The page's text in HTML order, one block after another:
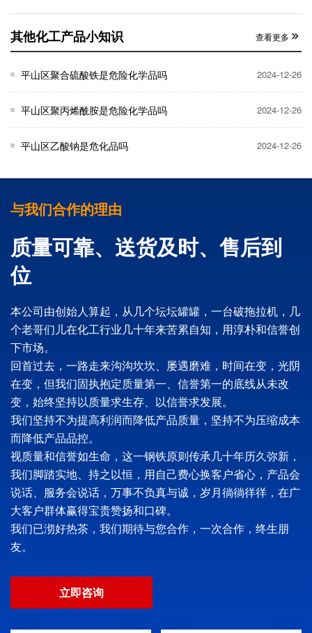
其他化工产品小知识 查看更多
平山区聚合硫酸铁是危险化学品吗 2024-12-26
平山区聚丙烯酰胺是危险化学品吗 2024-12-26
平山区乙酸钠是危化品吗 2024-12-26
与我们合作的理由
质量可靠、送货及时、售后到
位
本公司由创始人算起，从几个坛坛罐罐，一台破拖拉机，几
个老哥们儿在化工行业几十年来苦累自知，用淳朴和信誉创
下市场。
回首过去，一路走来沟沟坎坎、屡遇磨难，时间在变，光阴
在变，但我们固执抱定质量第一、信誉第一的底线从未改
变，始终坚持以质量求生存、以信誉求发展。
我们坚持不为提高利润而降低产品质量，坚持不为压缩成本
而降低产品品控。
视质量和信誉如生命，这一钢铁原则传承几十年历久弥新，
我们脚踏实地、持之以恒，用自己费心换客户省心，产品会
说话、服务会说话，万事不负真与诚，岁月徜徜徉徉，在广
大客户群体赢得宝贵赞扬和口碑。
我们已沏好热茶，我们期待与您合作，一次合作，终生朋
友。
立即咨询